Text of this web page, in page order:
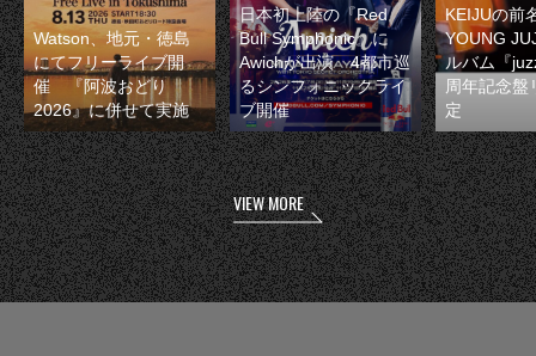
Watson、地元・徳島
にてフリーライブ開
催 『阿波おどり
2026』に併せて実施
日本初上陸の『Red
Bull Symphonic』に
Awichが出演 4都市巡
るシンフォニックライ
ブ開催
KEIJUの前
YOUNG
ルバム『
周年記念盤
定
VIEW MORE